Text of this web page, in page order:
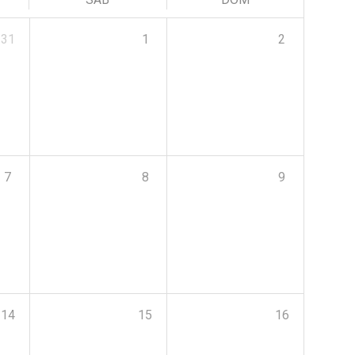
31 1 2
7 8 9
14 15 16